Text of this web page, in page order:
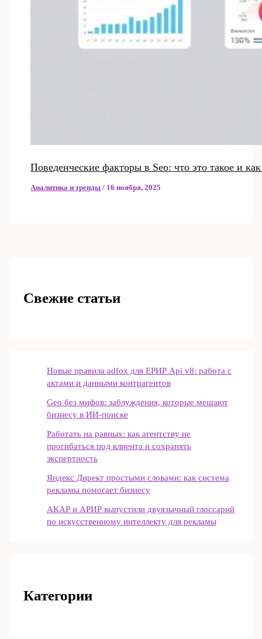
Поведенческие факторы в Seo: что это такое и
Аналитика и тренды / 16 ноября, 2025
Свежие статьи
Новые правила adfox для ЕРИР Api v8: работа с
актами и данными контрагентов
Geo без мифов: заблуждения, которые мешают
бизнесу в ИИ‑поиске
Работать на равных: как агентству не
прогибаться под клиента и сохранять
экспертность
Яндекс Директ простыми словами: как система
рекламы помогает бизнесу
АКАР и АРИР выпустили двуязычный глоссарий
по искусственному интеллекту для рекламы
Категории